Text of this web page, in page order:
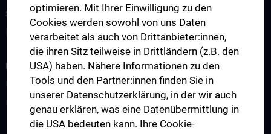
STUDIES, TRAINING AND FURTHER EDUCATION
Doctoral programs
RESEARCH
Research projects
optimieren. Mit Ihrer Einwilligung zu den
Cookies werden sowohl von uns Daten
verarbeitet als auch von Drittanbieter:innen,
die ihren Sitz teilweise in Drittländern (z.B. den
USA) haben. Nähere Informationen zu den
Tools und den Partner:innen finden Sie in
unserer Datenschutzerklärung, in der wir auch
genau erklären, was eine Datenübermittlung in
die USA bedeuten kann. Ihre Cookie-